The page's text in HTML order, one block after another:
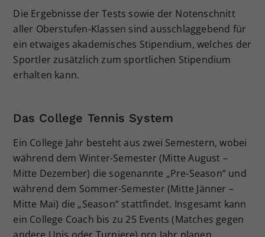
Die Ergebnisse der Tests sowie der Notenschnitt
aller Oberstufen-Klassen sind ausschlaggebend für
ein etwaiges akademisches Stipendium, welches der
Sportler zusätzlich zum sportlichen Stipendium
erhalten kann.
Das College Tennis System
Ein College Jahr besteht aus zwei Semestern, wobei
während dem Winter-Semester (Mitte August –
Mitte Dezember) die sogenannte „Pre-Season“ und
während dem Sommer-Semester (Mitte Jänner –
Mitte Mai) die „Season“ stattfindet. Insgesamt kann
ein College Coach bis zu 25 Events (Matches gegen